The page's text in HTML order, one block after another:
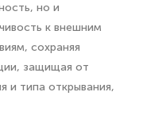
но и
к внешним
сохраняя
защищая от
и типа открывания,